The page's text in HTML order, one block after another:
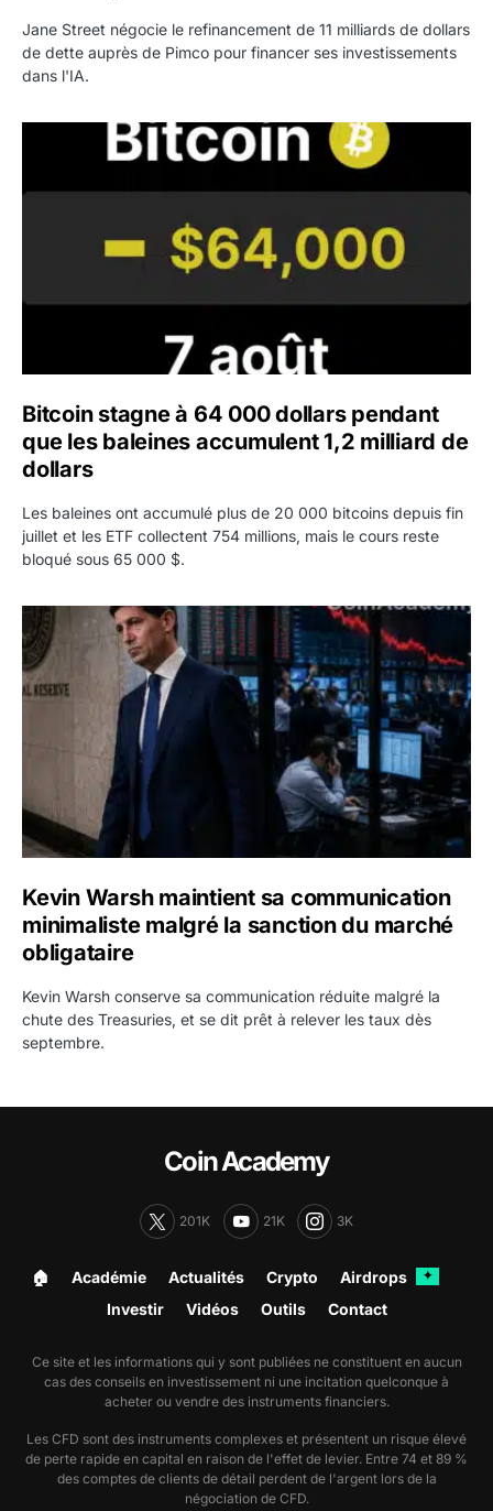
Jane Street négocie le refinancement de 11 milliards de dollars
de dette auprès de Pimco pour financer ses investissements
dans l'IA.
Bitcoin stagne à 64 000 dollars pendant que les
Bitcoin stagne à 64 000 dollars pendant
que les baleines accumulent 1,2 milliard de
dollars
Les baleines ont accumulé plus de 20 000 bitcoins depuis fin
juillet et les ETF collectent 754 millions, mais le cours reste
bloqué sous 65 000 $.
Kevin Warsh maintient sa communication minimaliste
Kevin Warsh maintient sa communication
minimaliste malgré la sanction du marché
obligataire
Kevin Warsh conserve sa communication réduite malgré la
chute des Treasuries, et se dit prêt à relever les taux dès
septembre.
Coin Academy
201K 21K 3K
🏠︎ Académie Actualités Crypto Airdrops ✦
Investir Vidéos Outils Contact
Ce site et les informations qui y sont publiées ne constituent en aucun
cas des conseils en investissement ni une incitation quelconque à
acheter ou vendre des instruments financiers.
Les CFD sont des instruments complexes et présentent un risque élevé
de perte rapide en capital en raison de l'effet de levier. Entre 74 et 89 %
des comptes de clients de détail perdent de l'argent lors de la
négociation de CFD.